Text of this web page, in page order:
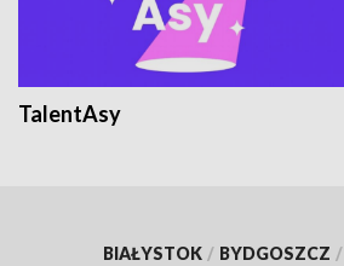
TalentAsy
BIAŁYSTOK / BYDGOSZCZ /